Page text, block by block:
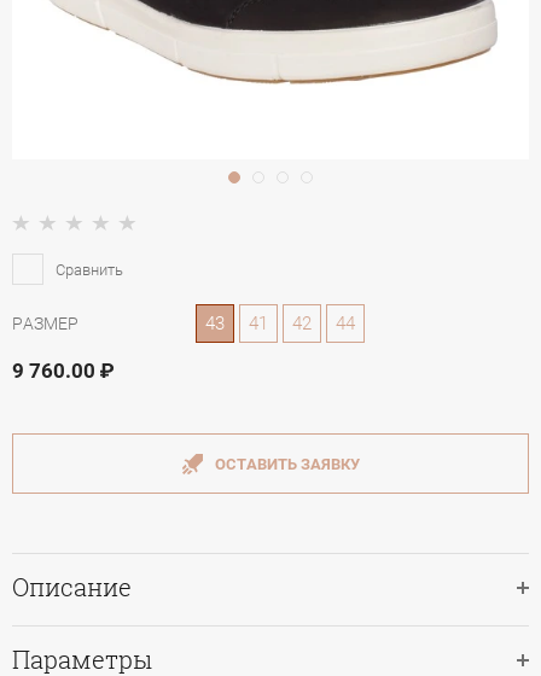
Сравнить
РАЗМЕР 43 41 42 44
9 760.00
ОСТАВИТЬ ЗАЯВКУ
Описание
Параметры